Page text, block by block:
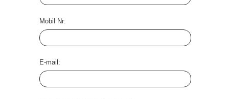
Mobil Nr:
E-mail: